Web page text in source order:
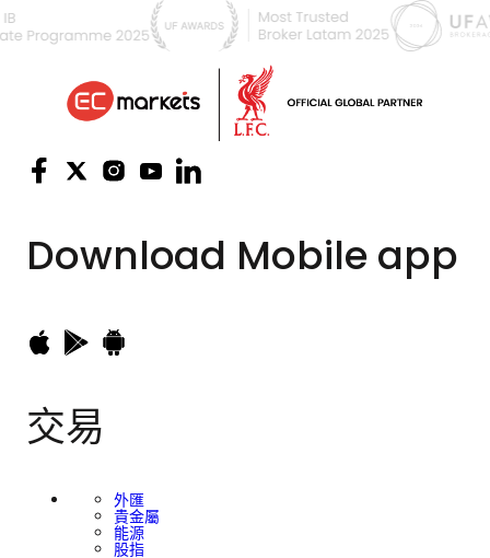
Download Mobile app
交易
外匯
貴金屬
能源
股指